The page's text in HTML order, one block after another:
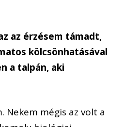
az érzésem támadt,
kölcsönhatásával
a talpán, aki
Nekem mégis az volt a